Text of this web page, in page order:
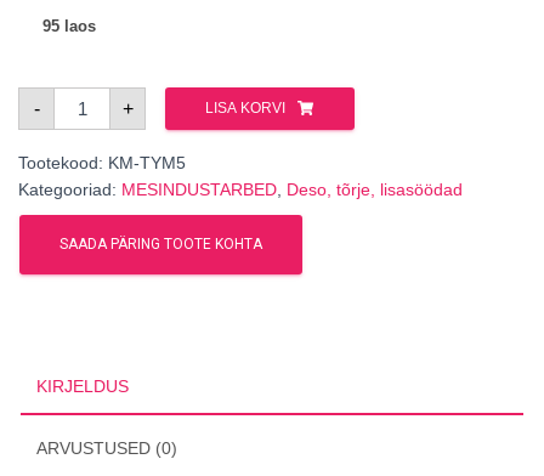
95 laos
-
Tümooliribad
5tk/pk
kogus
+ LISA KORVI
Tootekood: KM-TYM5
Kategooriad: MESINDUSTARBED Deso, tõrje, lisasöödad
SAADA PÄRING TOOTE KOHTA
KIRJELDUS
ARVUSTUSED (0)